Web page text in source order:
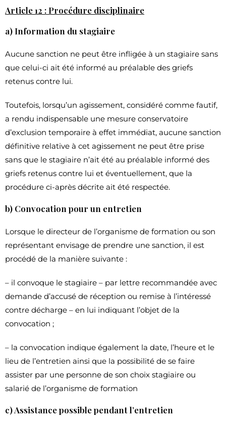
Article 12 : Procédure disciplinaire
a) Information du stagiaire
Aucune sanction ne peut être infligée à un stagiaire sans
que celui-ci ait été informé au préalable des griefs
retenus contre lui.
Toutefois, lorsqu’un agissement, considéré comme fautif,
a rendu indispensable une mesure conservatoire
d’exclusion temporaire à effet immédiat, aucune sanction
définitive relative à cet agissement ne peut être prise
sans que le stagiaire n’ait été au préalable informé des
griefs retenus contre lui et éventuellement, que la
procédure ci-après décrite ait été respectée.
b) Convocation pour un entretien
Lorsque le directeur de l’organisme de formation ou son
représentant envisage de prendre une sanction, il est
procédé de la manière suivante :
– il convoque le stagiaire – par lettre recommandée avec
demande d’accusé de réception ou remise à l’intéressé
contre décharge – en lui indiquant l’objet de la
convocation ;
– la convocation indique également la date, l’heure et le
lieu de l’entretien ainsi que la possibilité de se faire
assister par une personne de son choix stagiaire ou
salarié de l’organisme de formation
c) Assistance possible pendant l’entretien